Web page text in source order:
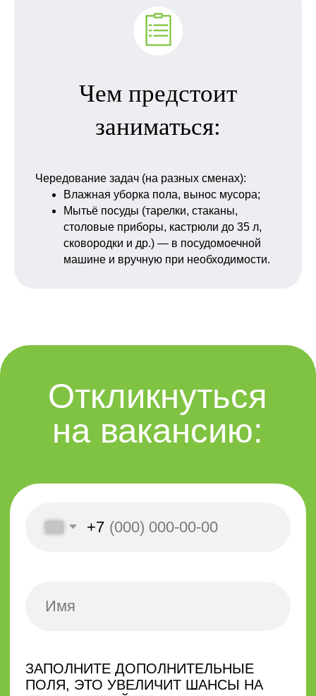
Чем предстоит
заниматься:
Чередование задач (на разных сменах):
Влажная уборка пола, вынос мусора;
Мытьё посуды (тарелки, стаканы,
столовые приборы, кастрюли до 35 л,
сковородки и др.) — в посудомоечной
машине и вручную при необходимости.
ЗАПОЛНИТЕ ДОПОЛНИТЕЛЬНЫЕ
ТРУДОУСТРОЙСТВО:
Можете прикрепить резюме:
Add file
*Отправляя данные, Вы соглашаетесь с
Политикой конфиденциальности
+7 (981) 002-09-25,
Санкт-Петербург, ул. Курляндская,